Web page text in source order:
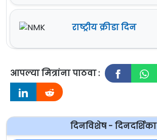
राष्ट्रीय क्रीडा दिन
आपल्या मित्रांना पाठवा :
दिनविशेष - दिनदर्शिका